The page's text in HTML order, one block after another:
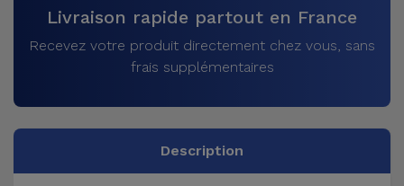
Livraison rapide partout en France
Recevez votre produit directement chez vous, sans
frais supplémentaires
Description